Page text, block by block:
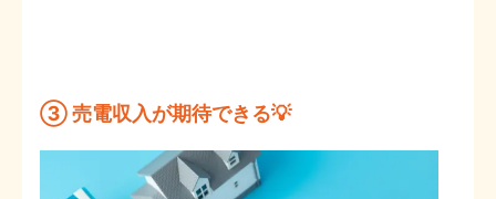
③ 売電収入が期待できる💡